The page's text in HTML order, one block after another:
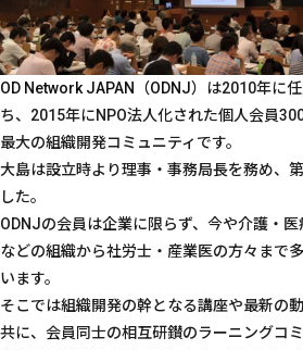
OD Network JAPAN（ODNJ） は2010年に
ち、2015年にNPO法人化された個人会員
最大の組織開発コミュニティです。
大島は設立時より理事・事務局長を務め、
した。
ODNJの会員は企業に限らず、今や介護・
などの組織から社労士・産業医の方々まで
います。
そこでは組織開発の幹となる講座や最新の
共に、会員同士の相互研鑚のラーニングコ